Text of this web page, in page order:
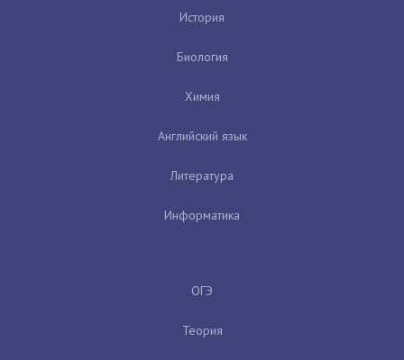
История
Биология
Химия
Английский язык
Литература
Информатика
ОГЭ
Теория